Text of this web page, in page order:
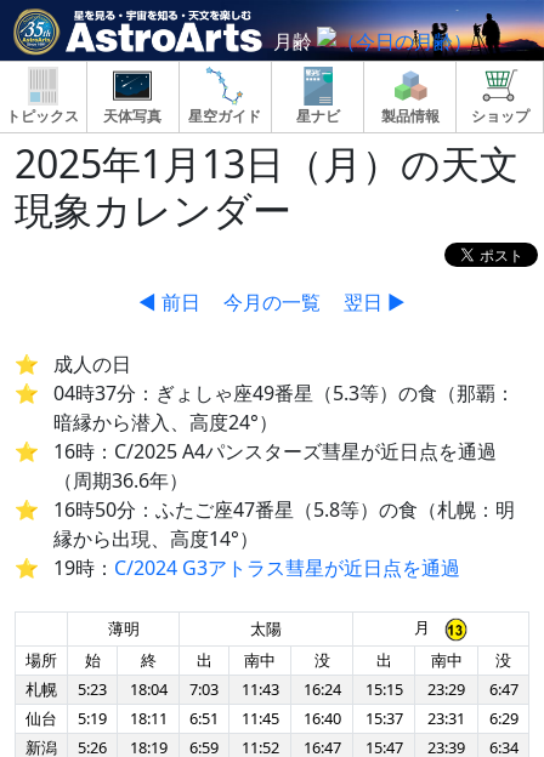
月齢
トピックス 天体写真 星空ガイド 星ナビ 製品情報 ショップ
2025年1月13日（月）の天文
現象カレンダー
◀ 前日 今月の一覧 翌日 ▶
成人の日
04時37分：ぎょしゃ座49番星（5.3等）の食（那覇：
暗縁から潜入、高度24°）
16時：C/2025 A4パンスターズ彗星が近日点を通過
（周期36.6年）
16時50分：ふたご座47番星（5.8等）の食（札幌：明
縁から出現、高度14°）
19時： C/2024 G3アトラス彗星が近日点を通過
薄明 太陽
月
場所
始 終 出 南中 没 出 南中
没
札幌
5:23 18:04 7:03 11:43 16:24 15:15 23:29
6:47
仙台
5:19 18:11 6:51 11:45 16:40 15:37 23:31
6:29
新潟
5:26 18:19 6:59 11:52 16:47 15:47 23:39
6:34